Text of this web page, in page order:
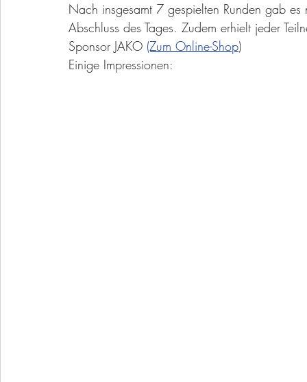
Nach insgesamt 7 gespielten Runden gab
Abschluss des Tages. Zudem erhielt jeder
Sponsor JAKO (Zum Online-Shop)
Einige Impressionen: